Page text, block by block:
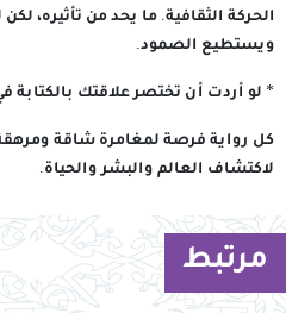
الحركة الثقافية. ما يحد من تأثيره،
ويستطيع الصمود.
* لو أردت أن تختصر علاقتك بالكتابة
كل رواية فرصة لمغامرة شاقة
لاكتشاف العالم والبشر والحياة.
مرتبط